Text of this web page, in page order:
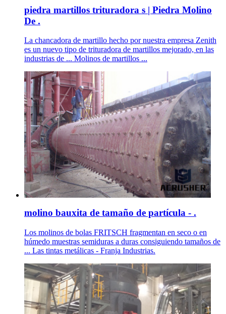
piedra martillos trituradora s | Piedra Molino
De .
La chancadora de martillo hecho por nuestra empresa Zenith
es un nuevo tipo de trituradora de martillos mejorado, en las
industrias de ... Molinos de martillos ...
molino bauxita de tamaño de partícula - .
Los molinos de bolas FRITSCH fragmentan en seco o en
húmedo muestras semiduras a duras consiguiendo tamaños de
... Las tintas metálicas - Franja Industrias.